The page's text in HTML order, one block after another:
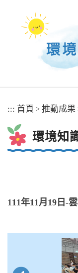
::: 首頁 > 推動成果
環境知
111年11月19日-